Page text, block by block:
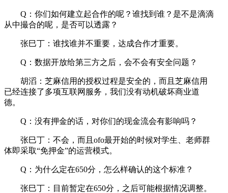
Q：你们如何建立起合作的呢？谁找到谁？是不是滴滴
从中撮合的呢，是否可以透露？
张巳丁：谁找谁并不重要，达成合作才重要。
Q：数据开放给第三方之后，会不会有安全问题？
胡滔：芝麻信用的授权过程是安全的，而且芝麻信用
已经连接了多项互联网服务，我们没有动机破坏商业道
德。
Q：没有押金的话，对你们的现金流会有影响吗？
张巳丁：不会，而且ofo最开始的时候对学生、老师群
体即采取“免押金”的运营模式。
Q：为什么定在650分，怎么样确认的这个标准？
张巳丁：目前暂定在650分，之后可能根据情况调整。